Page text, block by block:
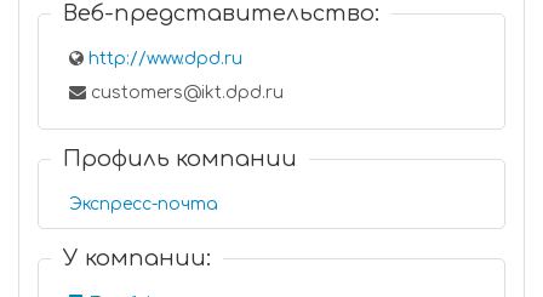
Веб-представительство:
http://www.dpd.ru
customers@ikt.dpd.ru
Профиль компании
Экспресс-почта
У компании: